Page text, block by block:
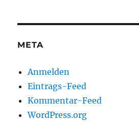
META
Anmelden
Eintrags-Feed
Kommentar-Feed
WordPress.org